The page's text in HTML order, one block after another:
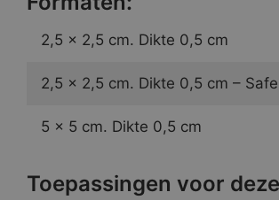
2,5 x 2,5 cm. Dikte 0,5 cm
2,5 x 2,5 cm. Dikte 0,5 cm –
5 x 5 cm. Dikte 0,5 cm
Toepassingen voor